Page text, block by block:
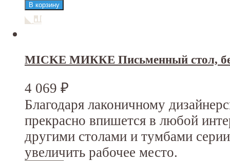
MICKE МИККЕ Письменный стол,
4 069 ₽
Благодаря лаконичному
прекрасно впишется в любой
другими столами и тумбами
увеличить рабочее место.